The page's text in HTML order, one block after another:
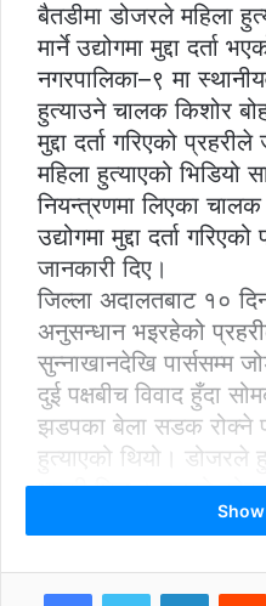
बैतडीमा डोजरले महिला
मार्ने उद्योगमा मुद्दा दर्ता
नगरपालिका–९ मा
हुत्याउने चालक किशोर
मुद्दा दर्ता गरिएको
महिला हुत्याएको भिडियो
नियन्त्रणमा लिएका चालक
उद्योगमा मुद्दा दर्ता
जानकारी दिए।
जिल्ला अदालतबाट १०
अनुसन्धान भइरहेको
सुन्नाखानदेखि पार्ससम्म
दुई पक्षबीच विवाद हुँदा
झडपका बेला सडक रोक्ने
हुत्याएको थियो। डोजरले
भएकी छिन् । उनको
यस्तै झडपमा ढुङ्गा
LinkedIn